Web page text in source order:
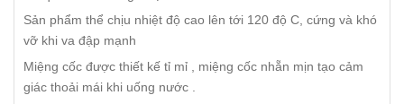
Sản phẩm thể chịu nhiệt độ cao lên tới 120 độ C, cứng và khó
vỡ khi va đập mạnh
Miệng cốc được thiết kế tỉ mỉ , miệng cốc nhẵn mịn tạo cảm
giác thoải mái khi uống nước .